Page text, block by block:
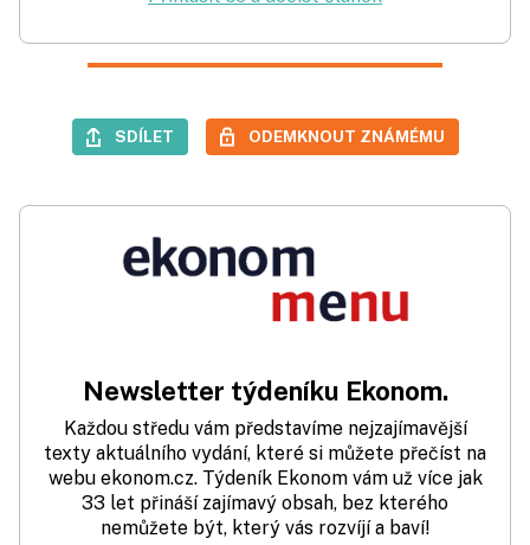
SDÍLET ODEMKNOUT ZNÁMÉMU
Newsletter týdeníku Ekonom.
Každou středu vám představíme nejzajímavější
texty aktuálního vydání, které si můžete přečíst na
webu ekonom.cz. Týdeník Ekonom vám už více jak
33 let přináší zajímavý obsah, bez kterého
nemůžete být, který vás rozvíjí a baví!